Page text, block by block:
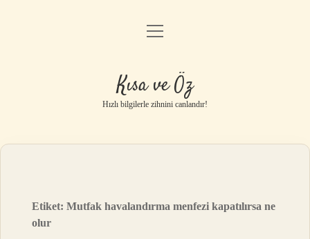
Anasayfa
Gizlilik Politikası
Yasal Uyarı
menüyü
Kısa ve Öz
Hızlı bilgilerle zihnini canlandır!
Etiket:Mutfak havalandırma menfezi kapatılırsa ne
olur